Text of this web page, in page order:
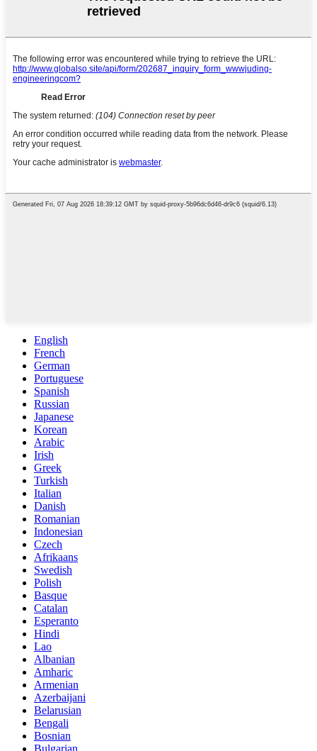
English
French
German
Portuguese
Spanish
Russian
Japanese
Korean
Arabic
Irish
Greek
Turkish
Italian
Danish
Romanian
Indonesian
Czech
Afrikaans
Swedish
Polish
Basque
Catalan
Esperanto
Hindi
Lao
Albanian
Amharic
Armenian
Azerbaijani
Belarusian
Bengali
Bosnian
Bulgarian